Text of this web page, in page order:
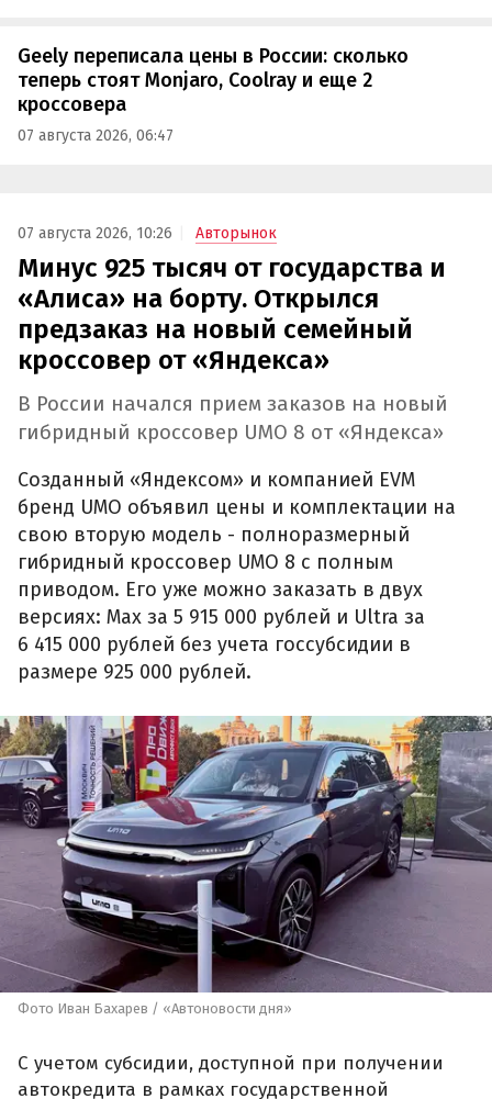
Geely переписала цены в России: сколько
теперь стоят Monjaro, Coolray и еще 2
кроссовера
07 августа 2026, 06:47
07 августа 2026, 10:26 Авторынок
Минус 925 тысяч от государства и
«Алиса» на борту. Открылся
предзаказ на новый семейный
кроссовер от «Яндекса»
В России начался прием заказов на новый
гибридный кроссовер UMO 8 от «Яндекса»
Созданный «Яндексом» и компанией EVM
бренд UMO объявил цены и комплектации на
свою вторую модель - полноразмерный
гибридный кроссовер UMO 8 с полным
приводом. Его уже можно заказать в двух
версиях: Max за 5 915 000 рублей и Ultra за
6 415 000 рублей без учета госсубсидии в
размере 925 000 рублей.
Фото Иван Бахарев / «Автоновости дня»
С учетом субсидии, доступной при получении
автокредита в рамках государственной